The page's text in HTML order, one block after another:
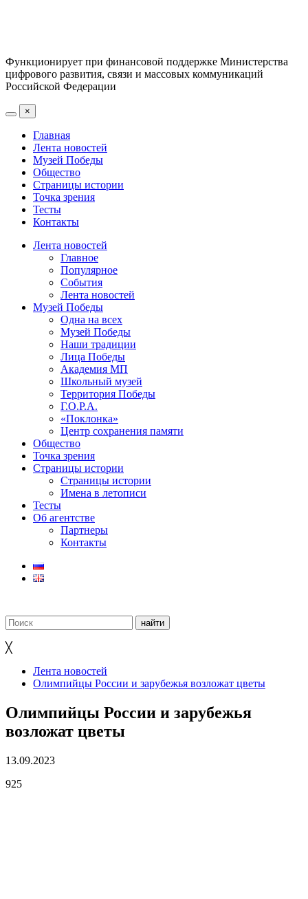
Функционирует при финансовой поддержке Министерства
цифрового развития, связи и массовых коммуникаций
Российской Федерации
×
Главная
Лента новостей
Музей Победы
Общество
Страницы истории
Точка зрения
Тесты
Контакты
Лента новостей
Главное
Популярное
События
Лента новостей
Музей Победы
Одна на всех
Музей Победы
Наши традиции
Лица Победы
Академия МП
Школьный музей
Территория Победы
Г.О.Р.А.
«Поклонка»
Центр сохранения памяти
Общество
Точка зрения
Страницы истории
Страницы истории
Имена в летописи
Тесты
Об агентстве
Партнеры
Контакты
╳
Лента новостей
Олимпийцы России и зарубежья возложат цветы
Олимпийцы России и зарубежья
возложат цветы
13.09.2023
925